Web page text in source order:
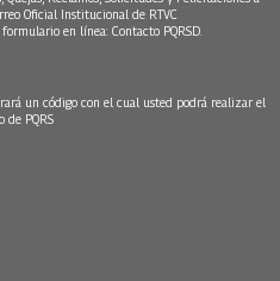
Oficial Institucional de RTVC
en línea: Contacto PQRSD.
un código con el cual usted podrá realizar el
de PQRS